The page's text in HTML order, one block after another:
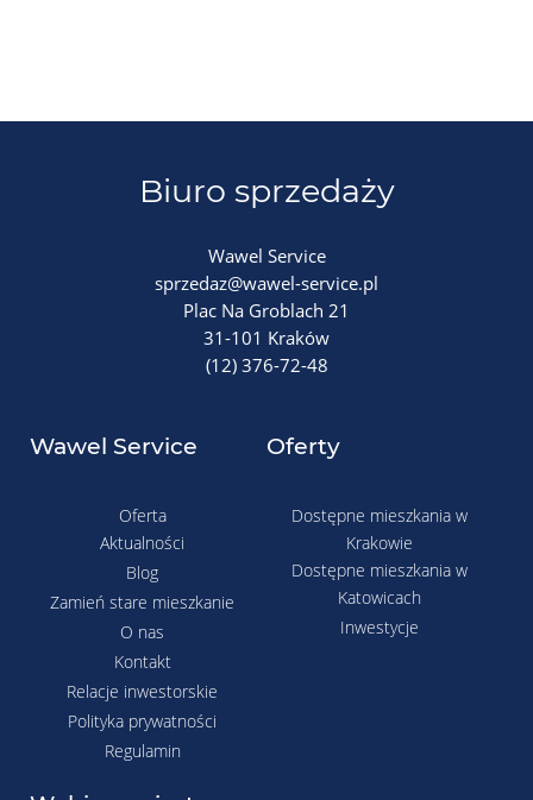
Biuro sprzedaży
Wawel Service
sprzedaz@wawel-service.pl
Plac Na Groblach 21
31-101 Kraków
(12) 376-72-48
Wawel Service
Oferta
Aktualności
Blog
Zamień stare mieszkanie
O nas
Kontakt
Relacje inwestorskie
Polityka prywatności
Regulamin
Oferty
Dostępne mieszkania w
Krakowie
Dostępne mieszkania w
Katowicach
Inwestycje